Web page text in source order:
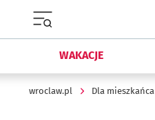
WAKACJE
wroclaw.pl Dla mieszkańca